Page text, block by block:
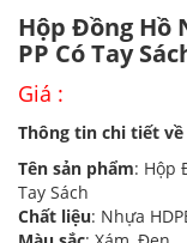
Hộp Đồng Hồ
PP Có Tay
Giá :
Thông tin chi tiết về
Tên sản phẩm: Hộp
Tay Sách
Chất liệu: Nhựa